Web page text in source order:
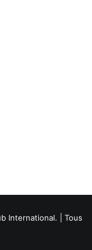
International. | Tous